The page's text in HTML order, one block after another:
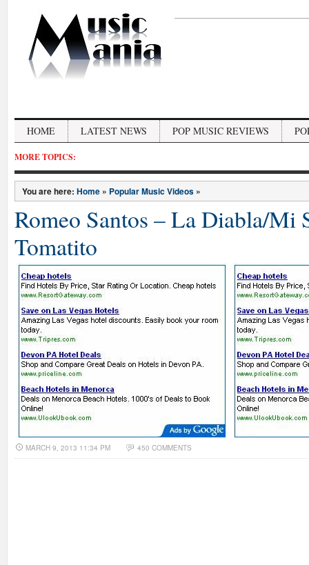
HOME LATEST NEWS POP MUSIC REVIEWS
MORE TOPICS:
You are here: Home » Popular Music Videos »
Romeo Santos – La Diabla/Mi
Tomatito
MARCH 9, 2013 11:34 PM 450 COMMENTS